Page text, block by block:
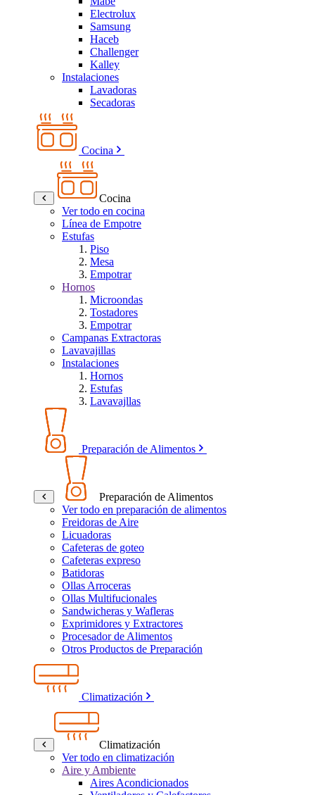
Electrolux
Samsung
Haceb
Challenger
Kalley
Instalaciones
Lavadoras
Secadoras
Cocina
Cocina
Ver todo en cocina
Línea de Empotre
Estufas
Piso
Mesa
Empotrar
Hornos
Microondas
Tostadores
Empotrar
Campanas Extractoras
Lavavajillas
Instalaciones
Hornos
Estufas
Lavavajllas
Preparación de Alimentos
Preparación de Alimentos
Ver todo en preparación de alimentos
Freidoras de Aire
Licuadoras
Cafeteras de goteo
Cafeteras expreso
Batidoras
Ollas Arroceras
Ollas Multifucionales
Sandwicheras y Wafleras
Exprimidores y Extractores
Procesador de Alimentos
Otros Productos de Preparación
Climatización
Climatización
Ver todo en climatización
Aire y Ambiente
Aires Acondicionados